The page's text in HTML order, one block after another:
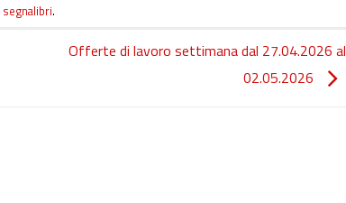
segnalibri.
Offerte di lavoro settimana dal 27.04.2026 al
02.05.2026